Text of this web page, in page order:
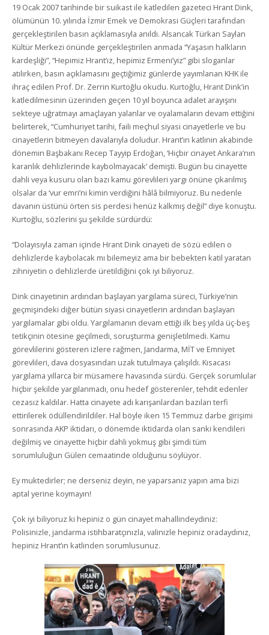
19 Ocak 2007 tarihinde bir suikast ile katledilen gazeteci Hrant Dink,
ölümünün 10. yılında İzmir Emek ve Demokrasi Güçleri tarafından
gerçekleştirilen basın açıklamasıyla anıldı. Alsancak Türkan Saylan
Kültür Merkezi önünde gerçekleştirilen anmada “Yaşasın halkların
kardeşliği”, “Hepimiz Hrant’ız, hepimiz Ermeni’yiz” gibi sloganlar
atılırken, basın açıklamasını geçtiğimiz günlerde yayımlanan KHK ile
ihraç edilen Prof. Dr. Zerrin Kurtoğlu okudu. Kurtoğlu, Hrant Dink’in
katledilmesinin üzerinden geçen 10 yıl boyunca adalet arayışını
sekteye uğratmayı amaçlayan yalanlar ve oyalamaların devam ettiğini
belirterek, “Cumhuriyet tarihi, faili meçhul siyasi cinayetlerle ve bu
cinayetlerin bitmeyen davalarıyla doludur. Hrant’ın katlinin akabinde
dönemin Başbakanı Recep Tayyip Erdoğan, ‘Hiçbir cinayet Ankara’nın
karanlık dehlizlerinde kaybolmayacak’ demişti. Bugün bu cinayette
dahli veya kusuru olan bazı kamu görevlileri yargı önüne çıkarılmış
olsalar da ‘vur emri’ni kimin verdiğini hâlâ bilmiyoruz. Bu nedenle
davanın üstünü örten sis perdesi henüz kalkmış değil” diye konuştu.
Kurtoğlu, sözlerini şu şekilde sürdürdü:
“Dolayısıyla zaman içinde Hrant Dink cinayeti de sözü edilen o
dehlizlerde kaybolacak mı bilemeyiz ama bir bebekten katil yaratan
zihniyetin o dehlizlerde üretildiğini çok iyi biliyoruz.
Dink cinayetinin ardından başlayan yargılama süreci, Türkiye’nin
geçmişindeki diğer bütün siyasi cinayetlerin ardından başlayan
yargılamalar gibi oldu. Yargılamanın devam ettiği ilk beş yılda üç-beş
tetikçinin ötesine geçilmedi, soruşturma genişletilmedi. Kamu
görevlilerini gösteren izlere rağmen, Jandarma, MİT ve Emniyet
görevlileri, dava dosyasından uzak tutulmaya çalışıldı. Kısacası
yargılama yıllarca bir müsamere havasında sürdü. Gerçek sorumlular
hiçbir şekilde yargılanmadı, onu hedef gösterenler, tehdit edenler
cezasız kaldılar. Hatta cinayete adı karışanlardan bazıları terfi
ettirilerek ödüllendirildiler. Hal böyle iken 15 Temmuz darbe girişimi
sonrasında AKP iktidarı, o dönemde iktidarda olan sanki kendileri
değilmiş ve cinayette hiçbir dahli yokmuş gibi şimdi tüm
sorumluluğun Gülen cemaatinde olduğunu söylüyor.
Ey muktedirler; ne derseniz deyin, ne yaparsanız yapın ama bizi
aptal yerine koymayın!
Çok iyi biliyoruz ki hepiniz o gün cinayet mahallindeydiniz:
Polisinizle, jandarma istihbaratçınızla, valinizle hepiniz oradaydınız,
hepiniz Hrant’ın katlinden sorumlusunuz.